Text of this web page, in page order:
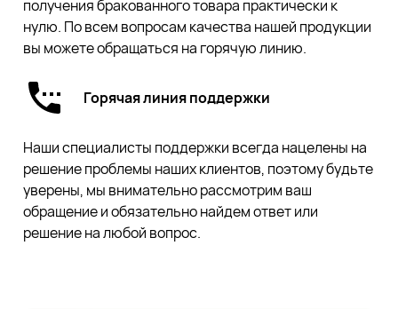
получения бракованного товара практически к
нулю. По всем вопросам качества нашей продукции
вы можете обращаться на горячую линию.
Горячая линия поддержки
Наши специалисты поддержки всегда нацелены на
решение проблемы наших клиентов, поэтому будьте
уверены, мы внимательно рассмотрим ваш
обращение и обязательно найдем ответ или
решение на любой вопрос.